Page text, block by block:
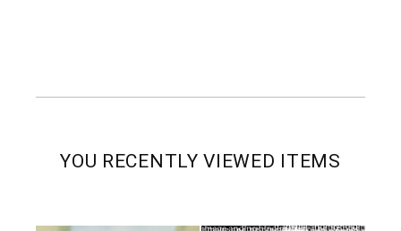
YOU RECENTLY VIEWED ITEMS